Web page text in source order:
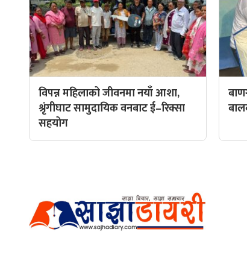
विपन्न महिलाको जीवनमा नयाँ आशा,
श्रृंगीघाट सामुदायिक वनबाट ई–रिक्सा
सहयोग